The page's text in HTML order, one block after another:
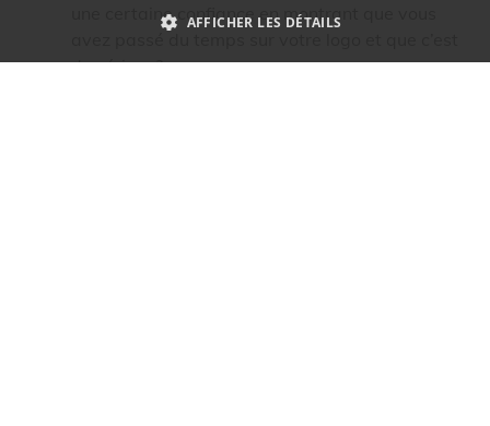
une certaine confiance en montrant que vous
du sérieux?
AFFICHER LES DÉTAILS